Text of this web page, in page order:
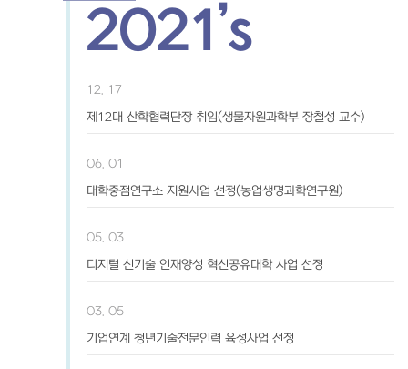
2021’s
12. 17
제12대 산학협력단장 취임(생물자원과학부 장철성 교수)
06. 01
대학중점연구소 지원사업 선정(농업생명과학연구원)
05. 03
디지털 신기술 인재양성 혁신공유대학 사업 선정
03. 05
기업연계 청년기술전문인력 육성사업 선정